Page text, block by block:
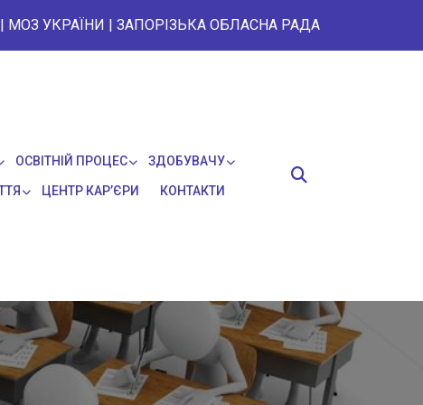
| МОЗ УКРАЇНИ | ЗАПОРІЗЬКА ОБЛАСНА РАДА
ОСВІТНІЙ ПРОЦЕС ЗДОБУВАЧУ
ЦЕНТР КАР’ЄРИ КОНТАКТИ